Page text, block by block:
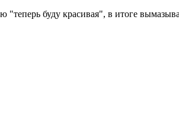
буду красивая", в итоге